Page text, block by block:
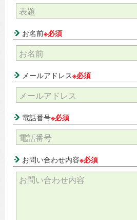
お名前※必須
メールアドレス※必須
電話番号※必須
お問い合わせ内容※必須